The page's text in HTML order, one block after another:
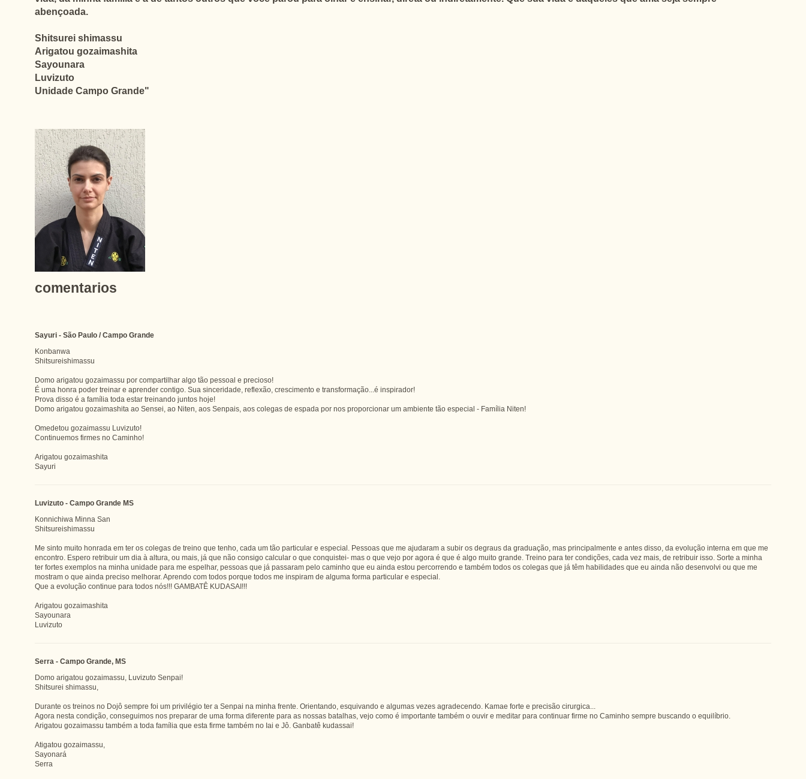
abençoada.
Shitsurei shimassu
Arigatou gozaimashita
Sayounara
Luvizuto
Unidade Campo Grande"
comentarios
Sayuri - São Paulo / Campo Grande
Konbanwa
Shitsureishimassu
Domo arigatou gozaimassu por compartilhar algo tão pessoal e precioso!
É uma honra poder treinar e aprender contigo. Sua sinceridade, reflexão, crescimento e transformação...é inspirador!
Prova disso é a família toda estar treinando juntos hoje!
Domo arigatou gozaimashita ao Sensei, ao Niten, aos Senpais, aos colegas de espada por nos proporcionar um ambiente tão especial - Família Niten!
Omedetou gozaimassu Luvizuto!
Continuemos firmes no Caminho!
Arigatou gozaimashita
Sayuri
Luvizuto - Campo Grande MS
Konnichiwa Minna San
Shitsureishimassu
Me sinto muito honrada em ter os colegas de treino que tenho, cada um tão particular e especial. Pessoas que me ajudaram a subir os degraus da graduação, mas principalmente e antes disso, da evolução interna em que me
encontro. Espero retribuir um dia à altura, ou mais, já que não consigo calcular o que conquistei- mas o que vejo por agora é que é algo muito grande. Treino para ter condições, cada vez mais, de retribuir isso. Sorte a minha
ter fortes exemplos na minha unidade para me espelhar, pessoas que já passaram pelo caminho que eu ainda estou percorrendo e também todos os colegas que já têm habilidades que eu ainda não desenvolvi ou que me
mostram o que ainda preciso melhorar. Aprendo com todos porque todos me inspiram de alguma forma particular e especial.
Que a evolução continue para todos nós!!! GAMBATÊ KUDASAI!!!
Arigatou gozaimashita
Sayounara
Luvizuto
Serra - Campo Grande, MS
Domo arigatou gozaimassu, Luvizuto Senpai!
Shitsurei shimassu,
Durante os treinos no Dojô sempre foi um privilégio ter a Senpai na minha frente. Orientando, esquivando e algumas vezes agradecendo. Kamae forte e precisão cirurgica...
Agora nesta condição, conseguimos nos preparar de uma forma diferente para as nossas batalhas, vejo como é importante também o ouvir e meditar para continuar firme no Caminho sempre buscando o equilíbrio.
Arigatou gozaimassu também a toda família que esta firme também no Iai e Jô. Ganbatê kudassai!
Atigatou gozaimassu,
Sayonará
Serra